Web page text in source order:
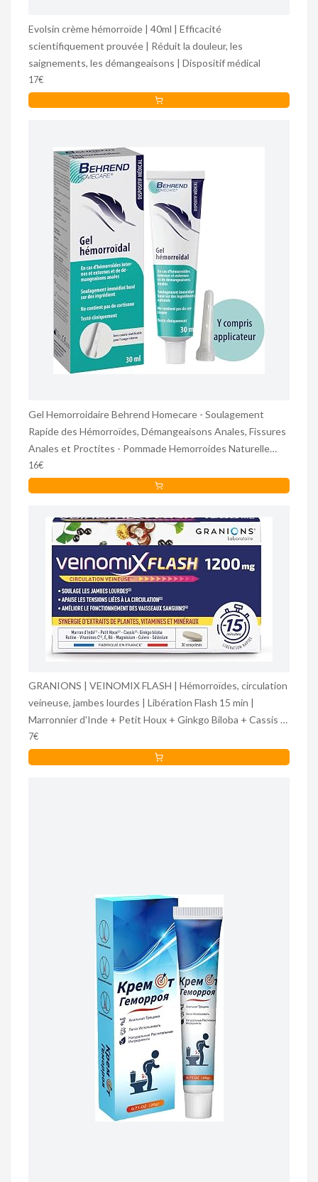
Evolsin crème hémorroïde | 40ml | Efficacité
scientifiquement prouvée | Réduit la douleur, les
saignements, les démangeaisons | Dispositif médical
17€
Gel Hemorroidaire Behrend Homecare - Soulagement
Rapide des Hémorroïdes, Démangeaisons Anales, Fissures
Anales et Proctites - Pommade Hemorroides Naturelle
Sans Cortisone
16€
GRANIONS | VEINOMIX FLASH | Hémorroïdes, circulation
veineuse, jambes lourdes | Libération Flash 15 min |
Marronnier d'Inde + Petit Houx + Ginkgo Biloba + Cassis |
30 comprimés
7€